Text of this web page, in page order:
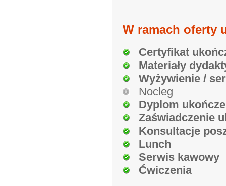
W ramach oferty
Certyfikat
Materiały
Wyżywienie /
Nocleg
Dyplom
Zaświadczenie
Konsultacje
Lunch
Serwis kawowy
Ćwiczenia